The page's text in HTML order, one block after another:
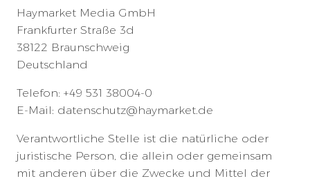
Haymarket Media GmbH
Frankfurter Straße 3d
38122 Braunschweig
Deutschland
Telefon: +49 531 38004-0
E-Mail: datenschutz@haymarket.de
Verantwortliche Stelle ist die natürliche oder
juristische Person, die allein oder gemeinsam
mit anderen über die Zwecke und Mittel der